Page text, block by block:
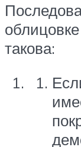
такова: